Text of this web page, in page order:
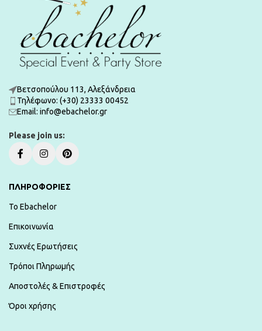
Βετσοπούλου 113, Αλεξάνδρεια
Τηλέφωνο: (+30) 23333 00452
Εmail: info@ebachelor.gr
Please join us:
ΠΛΗΡΟΦΟΡΙΕΣ
To Ebachelor
Επικοινωνία
Συχνές Ερωτήσεις
Τρόποι Πληρωμής
Αποστολές & Επιστροφές
Όροι χρήσης